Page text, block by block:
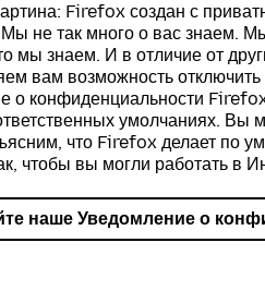
Firefox создан с
не так много о вас знаем.
мы знаем. И в отличие от
вам возможность отключить
о конфиденциальности
умолчаниях. Вы
что Firefox делает по
чтобы вы могли работать в
наше Уведомление о